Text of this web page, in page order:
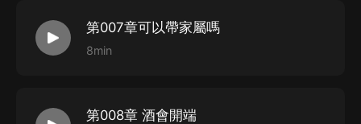
第007章可以帶家屬嗎
8min
第008章 酒會開端